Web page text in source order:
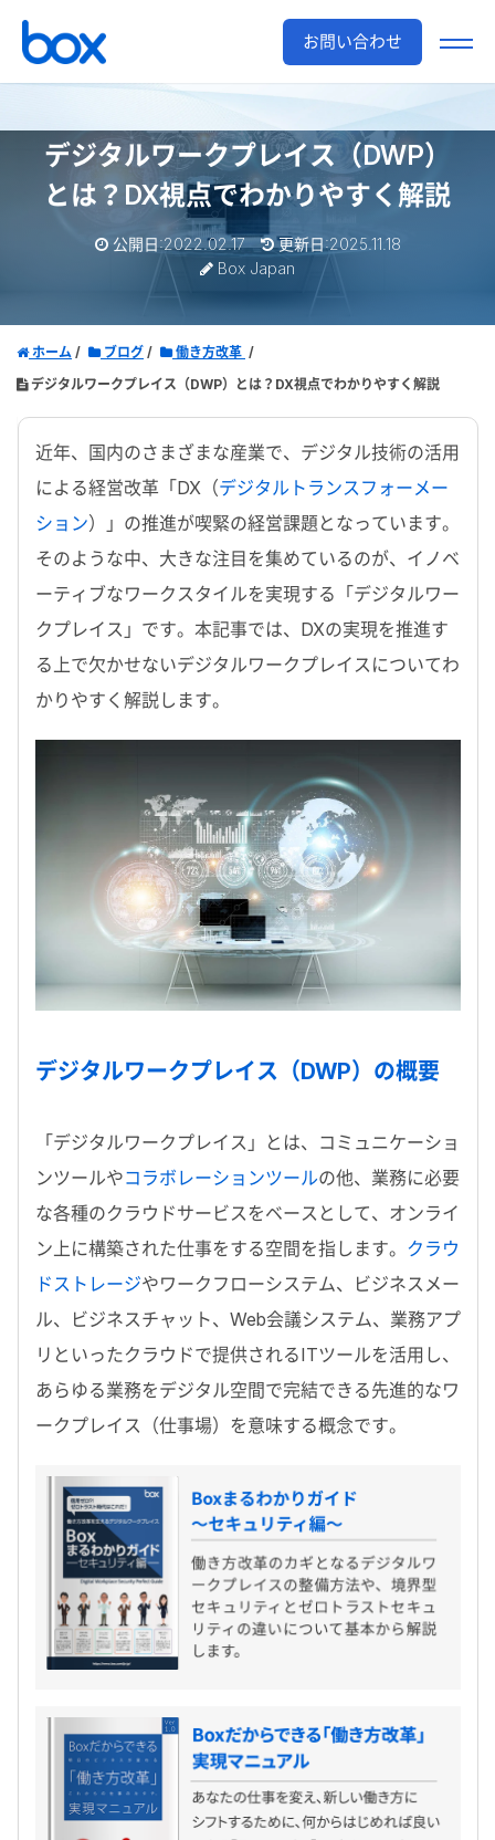
お問い合わせ
デジタルワークプレイス（DWP）
とは？ DX視点でわかりやすく解説
公開日:2022.02.17
更新日:2025.11.18
Box Japan
ホーム ブログ
働き方改革
デジタルワークプレイス（DWP）とは？DX視点でわかりやすく解説
近年、国内のさまざまな産業で、デジタル技術の活用
による経営改革「DX（デジタルトランスフォーメー
ション）」の推進が喫緊の経営課題となっています。
そのような中、大きな注目を集めているのが、イノベ
ーティブなワークスタイルを実現する「デジタルワー
クプレイス」です。本記事では、DXの実現を推進す
る上で欠かせないデジタルワークプレイスについてわ
かりやすく解説します。
デジタルワークプレイス（DWP）の概要
「デジタルワークプレイス」とは、コミュニケーショ
ンツールやコラボレーションツールの他、業務に必要
な各種のクラウドサービスをベースとして、オンライ
ン上に構築された仕事をする空間を指します。 クラウ
ドストレージやワークフローシステム、ビジネスメー
ル、ビジネスチャット、Web会議システム、業務アプ
リといったクラウドで提供されるITツールを活用し、
あらゆる業務をデジタル空間で完結できる先進的なワ
ークプレイス（仕事場）を意味する概念です。